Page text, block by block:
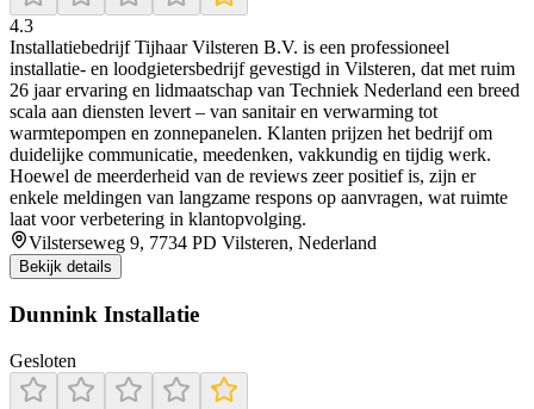
4.3
Installatiebedrijf Tijhaar Vilsteren B.V. is een professioneel
installatie- en loodgietersbedrijf gevestigd in Vilsteren, dat met ruim
26 jaar ervaring en lidmaatschap van Techniek Nederland een breed
scala aan diensten levert – van sanitair en verwarming tot
warmtepompen en zonnepanelen. Klanten prijzen het bedrijf om
duidelijke communicatie, meedenken, vakkundig en tijdig werk.
Hoewel de meerderheid van de reviews zeer positief is, zijn er
enkele meldingen van langzame respons op aanvragen, wat ruimte
laat voor verbetering in klantopvolging.
Vilsterseweg 9, 7734 PD Vilsteren, Nederland
Bekijk details
Dunnink Installatie
Gesloten